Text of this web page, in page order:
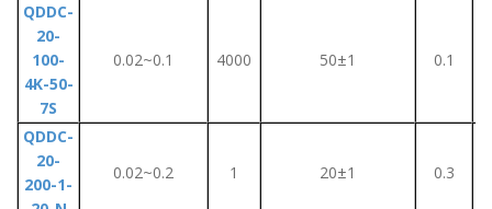
QDDC-
20-
100-
4K-50-
7S
0.02~0.1 4000 50±1 0.1
QDDC-
20-
200-1-
0.02~0.2 1 20±1 0.3